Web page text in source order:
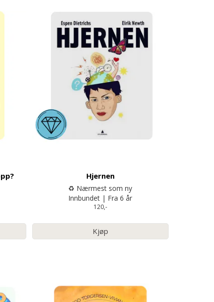
Hjernen
♻️ Nærmest som ny
Innbundet | Fra 6 år
120,-
Kjøp